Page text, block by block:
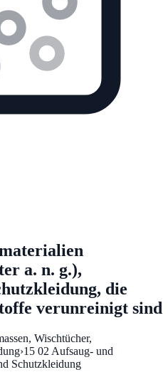
a. n. g.),
die
verunreinigt sind
Wischtücher,
›15 02 Aufsaug- und
Schutzkleidung